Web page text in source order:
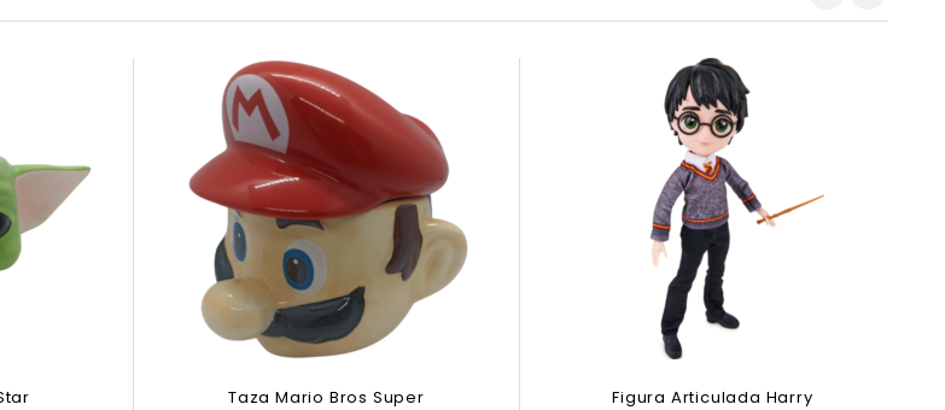
Taza Mario Bros Super
Figura Articulada Harry